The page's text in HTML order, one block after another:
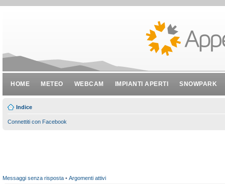
HOME METEO WEBCAM IMPIANTI APERTI SNOWPARK
Indice
Connettiti con Facebook
Messaggi senza risposta • Argomenti attivi